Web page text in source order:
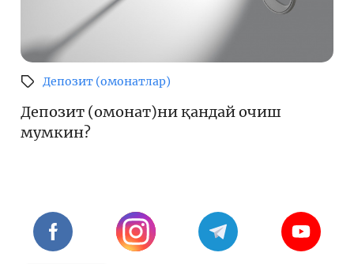
Депозит (омонатлар)
Депозит (омонат)ни қандай очиш
мумкин?